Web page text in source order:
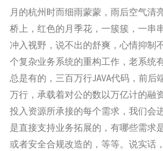
厂
畅
所
欲
言-
契
月的杭州时而细雨蒙蒙，雨后空气清
桥上，红色的月季花，一簇簇，一串
冲入视野，说不出的舒爽，心情抑制
个复杂业务系统的重构工作，老系统
总是有的，三百万行JAVA代码，前后
万行，承载着对公的数以万亿计的融
投入资源所承接的每个需求，我们会
是直接支持业务拓展的，有哪些需求
或者安全合规改造的，等等。说实话